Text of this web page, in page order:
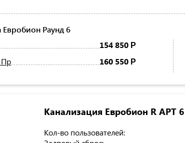
Раунд 6
154 850 Р
Пр 160 550 Р
Канализация Евробион R АРТ 6
Кол-во пользователей: